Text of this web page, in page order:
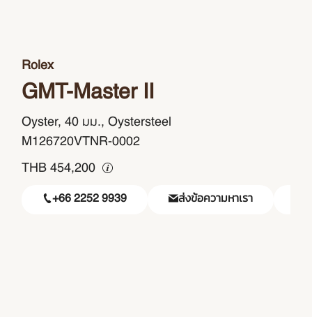
Rolex
GMT-Master II
Oyster, 40 มม., Oystersteel
M126720VTNR-0002
THB454,200
+66 2252 9939 ส่งข้อความหาเรา